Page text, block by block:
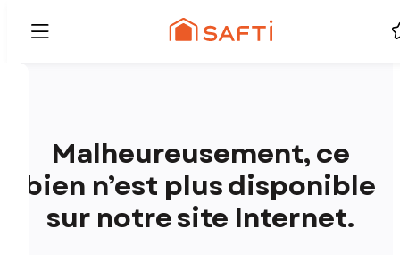
Malheureusement, ce
bien n’est plus disponible
sur notre site Internet.